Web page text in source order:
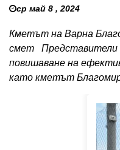
ср май 8 , 2024
Кметът на Варна
смет Представители
повишаване на
като кметът